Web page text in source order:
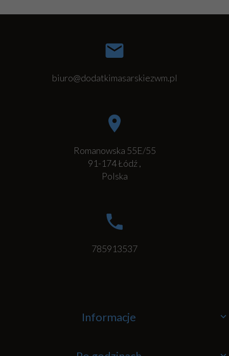
biuro@dodatkimasarskiezwm.pl
Romanowska 55E/55
91-174Łódź,
Polska
785913537
Informacje